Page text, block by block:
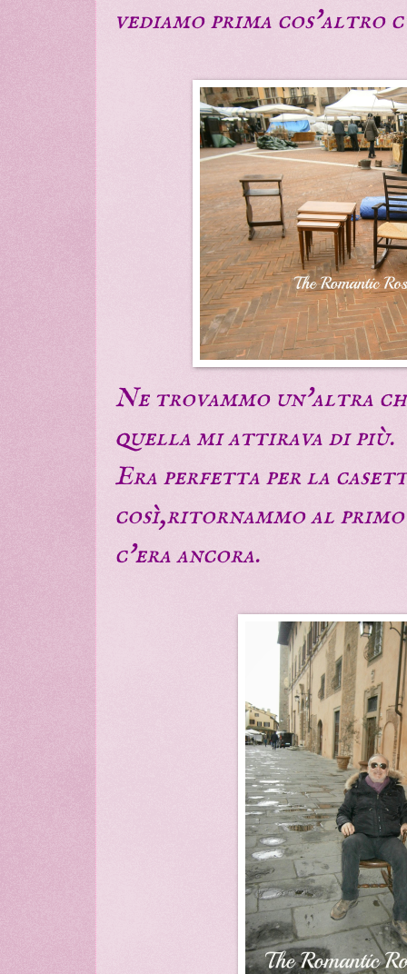
vediamo prima cos'altro
Ne trovammo un'altra
quella mi attirava di più.
Era perfetta per la
così,ritornammo al
c'era ancora.